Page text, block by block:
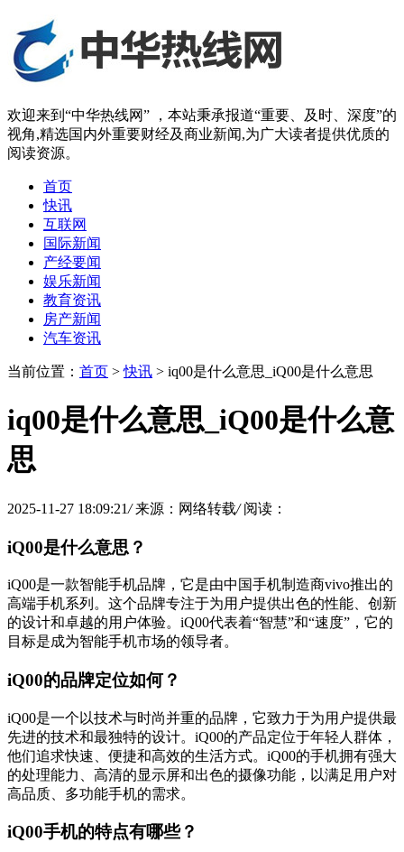
欢迎来到“中华热线网” ，本站秉承报道“重要、及时、深度”的
视角,精选国内外重要财经及商业新闻,为广大读者提供优质的
阅读资源。
首页
快讯
互联网
国际新闻
产经要闻
娱乐新闻
教育资讯
房产新闻
汽车资讯
当前位置： 首页 >快讯 > iq00是什么意思_iQ00是什么意思
iq00是什么意思_iQ00是什么意
思
2025-11-27 18:09:21/ 来源：网络转载/ 阅读：
iQ00是什么意思？
iQ00是一款智能手机品牌，它是由中国手机制造商vivo推出的
高端手机系列。这个品牌专注于为用户提供出色的性能、创新
的设计和卓越的用户体验。iQ00代表着“智慧”和“速度”，它的
目标是成为智能手机市场的领导者。
iQ00的品牌定位如何？
iQ00是一个以技术与时尚并重的品牌，它致力于为用户提供最
先进的技术和最独特的设计。iQ00的产品定位于年轻人群体，
他们追求快速、便捷和高效的生活方式。iQ00的手机拥有强大
的处理能力、高清的显示屏和出色的摄像功能，以满足用户对
高品质、多功能手机的需求。
iQ00手机的特点有哪些？